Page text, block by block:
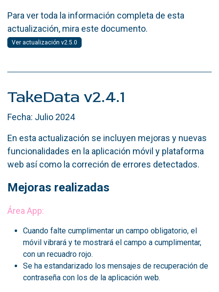
Para ver toda la información completa de esta
actualización, mira este documento.
Ver actualización v2.5.0
TakeData v2.4.1
Fecha: Julio 2024
En esta actualización se incluyen mejoras y nuevas
funcionalidades en la aplicación móvil y plataforma
web así como la correción de errores detectados.
Mejoras realizadas
Área App:
Cuando falte cumplimentar un campo obligatorio, el
móvil vibrará y te mostrará el campo a cumplimentar,
con un recuadro rojo.
Se ha estandarizado los mensajes de recuperación de
contraseña con los de la aplicación web.